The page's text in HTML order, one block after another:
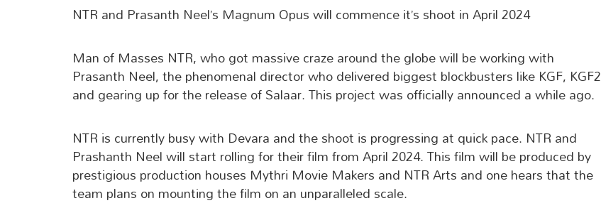
NTR and Prasanth Neel’s Magnum Opus will commence it’s shoot in April 2024
Man of Masses NTR, who got massive craze around the globe will be working with
Prasanth Neel, the phenomenal director who delivered biggest blockbusters like KGF, KGF2
and gearing up for the release of Salaar. This project was officially announced a while ago.
NTR is currently busy with Devara and the shoot is progressing at quick pace. NTR and
Prashanth Neel will start rolling for their film from April 2024. This film will be produced by
prestigious production houses Mythri Movie Makers and NTR Arts and one hears that the
team plans on mounting the film on an unparalleled scale.